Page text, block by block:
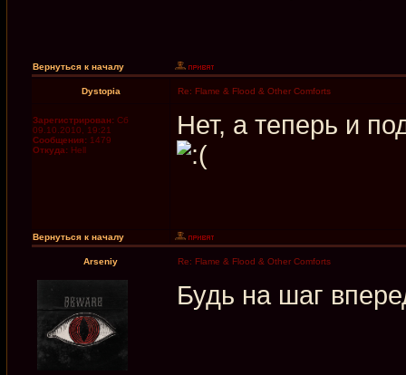
Вернуться к началу
Dystopia Re: Flame & Flood & Other Comforts
Зарегистрирован: Сб
09.10.2010, 19:21
Сообщения: 1479
Откуда: Hell
Нет, а теперь и
Вернуться к началу
Arseniy Re: Flame & Flood & Other Comforts
Будь на шаг